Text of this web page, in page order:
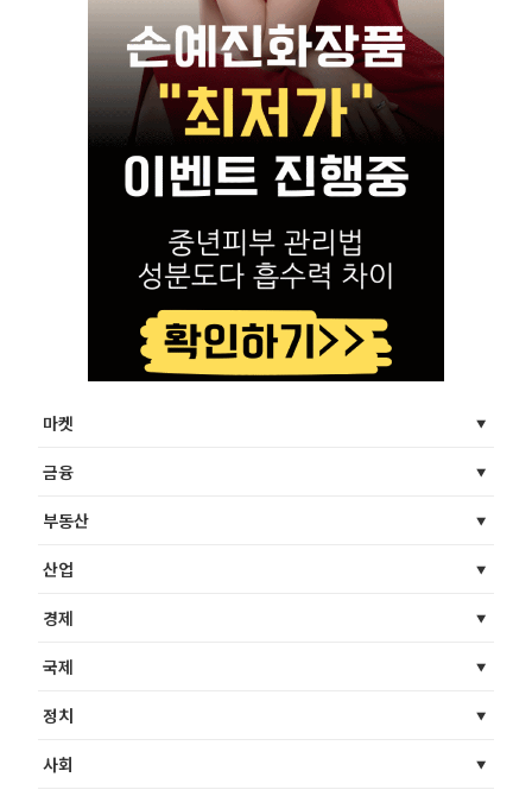
마켓
금융
부동산
산업
경제
국제
정치
사회